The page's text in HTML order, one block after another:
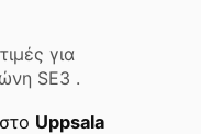
για
SE3 .
Uppsala